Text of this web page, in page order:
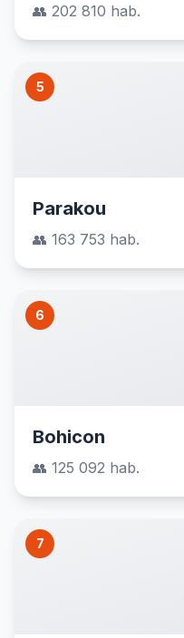
👥 202 810 hab.
5
Parakou
👥 163 753 hab.
6
Bohicon
👥 125 092 hab.
7